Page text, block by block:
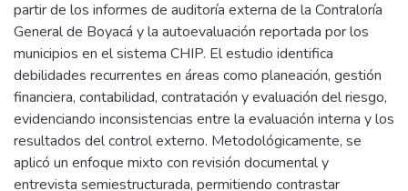
partir de los informes de auditoría externa de la Contraloría
General de Boyacá y la autoevaluación reportada por los
municipios en el sistema CHIP. El estudio identifica
debilidades recurrentes en áreas como planeación, gestión
financiera, contabilidad, contratación y evaluación del riesgo,
evidenciando inconsistencias entre la evaluación interna y los
resultados del control externo. Metodológicamente, se
aplicó un enfoque mixto con revisión documental y
entrevista semiestructurada, permitiendo contrastar